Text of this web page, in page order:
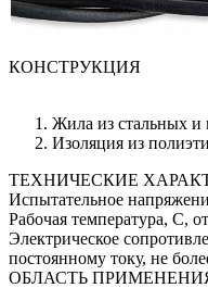
КОНСТРУКЦИЯ
Жила из стальных и
Изоляция из
ТЕХНИЧЕСКИЕ
Испытательное
Рабочая температура, С,
Электрическое
постоянному току, не
ОБЛАСТЬ